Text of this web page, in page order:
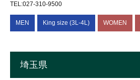
TEL:027-310-9500
MEN King size (3L-4L) WOMEN
埼玉県